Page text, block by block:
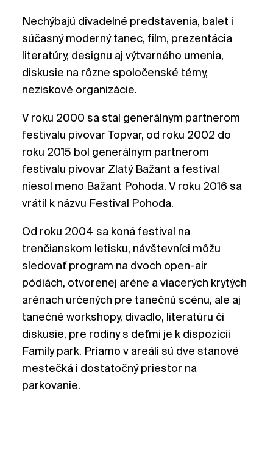
Nechýbajú divadelné predstavenia, balet i
súčasný moderný tanec, film, prezentácia
literatúry, designu aj výtvarného umenia,
diskusie na rôzne spoločenské témy,
neziskové organizácie.
V roku 2000 sa stal generálnym partnerom
festivalu pivovar Topvar, od roku 2002 do
roku 2015 bol generálnym partnerom
festivalu pivovar Zlatý Bažant a festival
niesol meno Bažant Pohoda. V roku 2016 sa
vrátil k názvu Festival Pohoda.
Od roku 2004 sa koná festival na
trenčianskom letisku, návštevníci môžu
sledovať program na dvoch open-air
pódiách, otvorenej aréne a viacerých krytých
arénach určených pre tanečnú scénu, ale aj
tanečné workshopy, divadlo, literatúru či
diskusie, pre rodiny s deťmi je k dispozícii
Family park. Priamo v areáli sú dve stanové
mestečká i dostatočný priestor na
parkovanie.